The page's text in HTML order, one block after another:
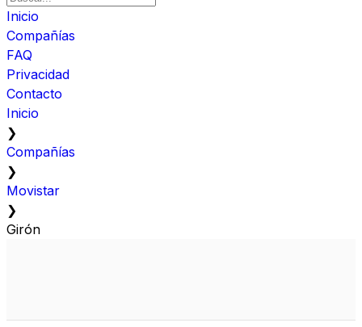
Inicio
Compañías
FAQ
Privacidad
Contacto
Inicio
❯
Compañías
❯
Movistar
❯
Girón